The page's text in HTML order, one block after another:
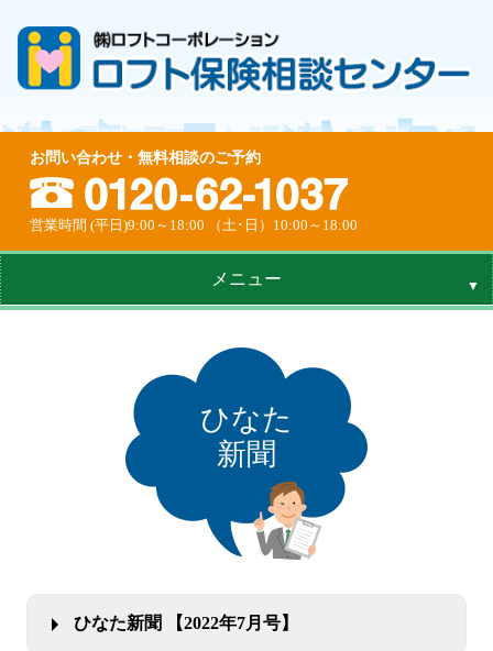
お問い合わせ・無料相談のご予約
営業時間 (平日)9:00～18:00 （土･日）10:00～18:00
メニュー
ひなた
新聞
ひなた新聞 【2022年7月号】